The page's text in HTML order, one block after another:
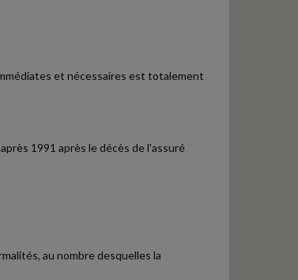
et nécessaires est totalement
1991 après le décès de l'assuré
au nombre desquelles la